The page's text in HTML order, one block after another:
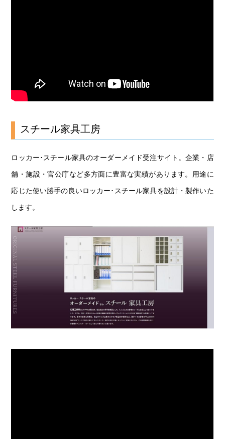
スチール家具工房
ロッカー･スチール家具のオーダーメイド受注サイト。企業・店
舗・施設・官公庁など多方面に豊富な実績があります。 用途に
応じた使い勝手の良いロッカー･スチール家具を設計・製作いた
します。